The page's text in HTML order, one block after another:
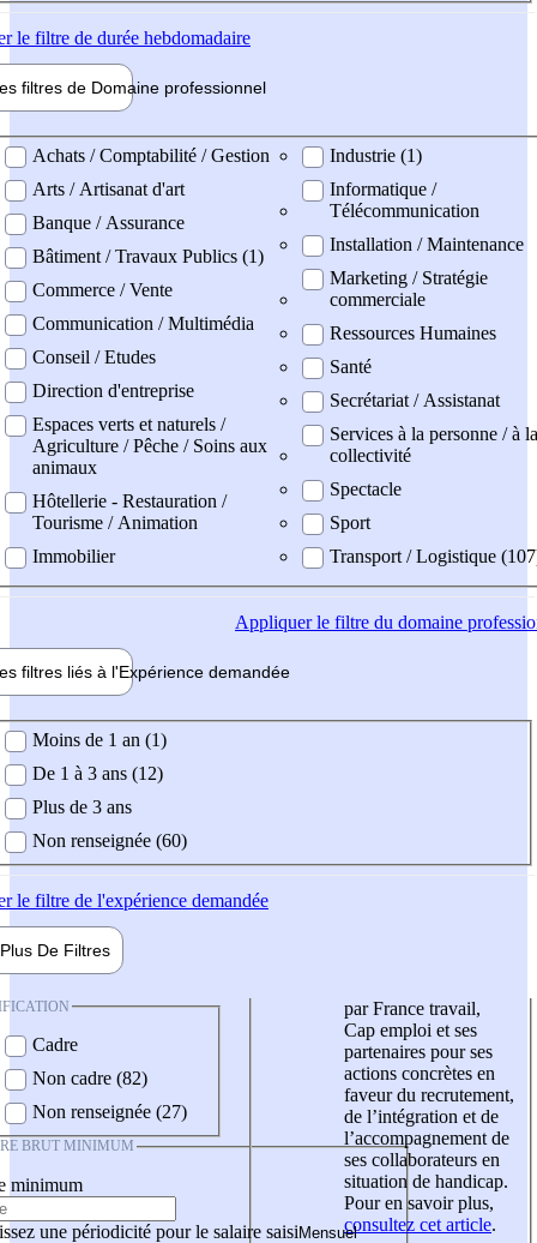
le filtre de durée hebdomadaire
filtres de Domaine professionnel
professionel
Achats / Comptabilité / Gestion
Arts / Artisanat d'art
Banque / Assurance
Bâtiment / Travaux Publics (1)
Commerce / Vente
Communication / Multimédia
Conseil / Etudes
Direction d'entreprise
Espaces verts et naturels /
Agriculture / Pêche / Soins aux
animaux
Hôtellerie - Restauration /
Tourisme / Animation
Immobilier
Industrie (1)
Informatique /
Télécommunication
Installation / Maintenance
Marketing / Stratégie
commerciale
Ressources Humaines
Santé
Secrétariat / Assistanat
Services à la personne / à la
collectivité
Spectacle
Sport
Transport / Logistique
Appliquerle filtre du domaine
filtres liés à l'Expérience demandée
demandée
Moins de 1 an (1)
De 1 à 3 ans (12)
Plus de 3 ans
Non renseignée (60)
le filtre de l'expérience demandée
Plus De Filtres
Cadre
Non cadre (82)
Non renseignée (27)
BRUT MINIMUM
minimum
une périodicité pour le salaire saisi
par France travail,
Cap emploi et ses
partenaires pour ses
actions concrètes en
faveur du recrutement,
de l’intégration et de
l’accompagnement de
ses collaborateurs en
situation de handicap.
Pour en savoir plus,
consultez cet article.